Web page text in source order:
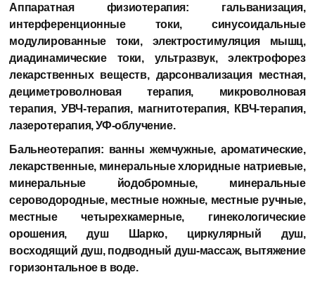
Аппаратная физиотерапия: гальванизация,
интерференционные токи, синусоидальные
модулированные токи, электростимуляция мышц,
диадинамические токи, ультразвук, электрофорез
лекарственных веществ, дарсонвализация местная,
дециметроволновая терапия, микроволновая
терапия, УВЧ-терапия, магнитотерапия, КВЧ-терапия,
лазеротерапия, УФ-облучение.
Бальнеотерапия: ванны жемчужные, ароматические,
лекарственные, минеральные хлоридные натриевые,
минеральные йодобромные, минеральные
сероводородные, местные ножные, местные ручные,
местные четырехкамерные, гинекологические
орошения, душ Шарко, циркулярный душ,
восходящий душ, подводный душ-массаж, вытяжение
горизонтальное в воде.